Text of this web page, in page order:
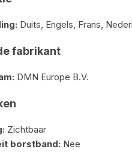
Duits, Engels, Frans,
fabrikant
DMN Europe B.V.
Zichtbaar
borstband: Nee